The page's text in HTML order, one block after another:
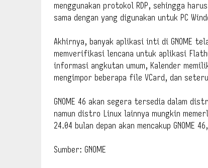
menggunakan protokol RDP, sehingga
sama dengan yang digunakan untuk PC
Akhirnya, banyak aplikasi inti di GNOME
memverifikasi lencana untuk aplikasi
informasi angkutan umum, Kalender
mengimpor beberapa file VCard, dan
GNOME 46 akan segera tersedia dalam
namun distro Linux lainnya mungkin
24.04 bulan depan akan mencakup
Sumber: GNOME